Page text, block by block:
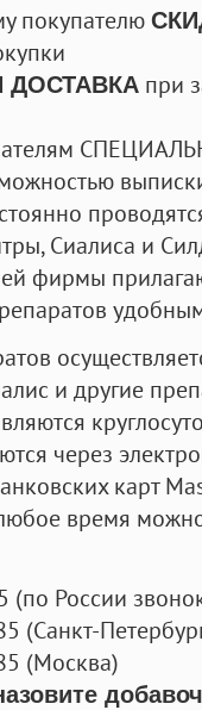
покупателю
ДОСТАВКА при
Сиалиса и
фирмы
и другие
через
карт
время
(по России
(Санкт-
(Москва)